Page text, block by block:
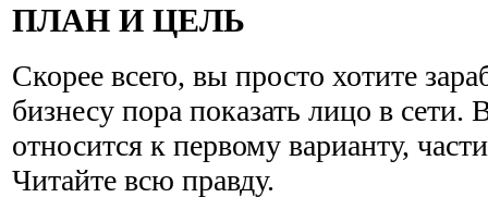
ПЛАН И ЦЕЛЬ
Скорее всего, вы просто хотите
бизнесу пора показать лицо в сети.
относится к первому варианту,
Читайте всю правду.